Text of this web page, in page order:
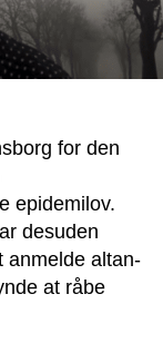
for den
epidemilov.
desuden
anmelde altan-
at råbe